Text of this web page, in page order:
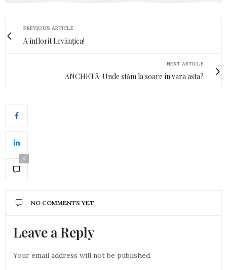
PREVIOUS ARTICLE
A înflorit Levănțica!
NEXT ARTICLE
ANCHETĂ: Unde stăm la soare în vara asta?
0
NO COMMENTS YET
Leave a Reply
Your email address will not be published.